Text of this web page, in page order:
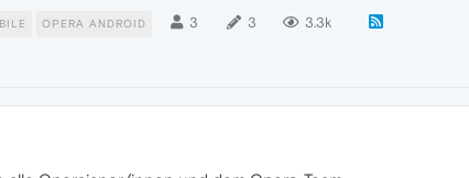
OPERA ANDROID 3 3 3.3k